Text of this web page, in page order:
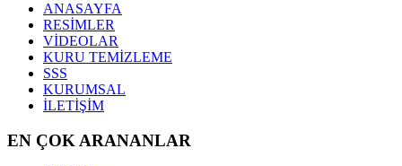
ANASAYFA
RESİMLER
VİDEOLAR
KURU TEMİZLEME
SSS
KURUMSAL
İLETİŞİM
EN ÇOK ARANANLAR